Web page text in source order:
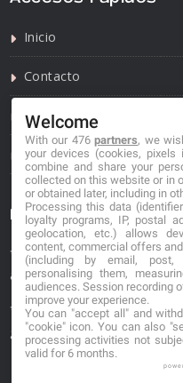
Inicio
Contacto
Política de privacidad
Política de cookies
Información de
*No se garantiza que los
actualizados.
** Los precios mostrados
garantiza su veracidad.
Welcome
With our 476partners, we
your devices (cookies, pixels
combine and share your
collected on this website or in
or obtained later, including in
Processing this data
loyalty programs, IP, postal
geolocation, etc.) allows
content, commercial offers
(including by email, post,
personalising them,
audiences. Session recording
improve your experience.
You can "accept all" and
"cookie" icon. You can also
processing activities not
valid for 6 months.